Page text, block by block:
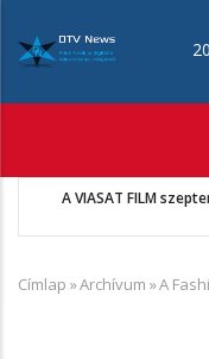
tartalomra
A VIASAT FILM
Morzsa
Címlap »Archívum »A